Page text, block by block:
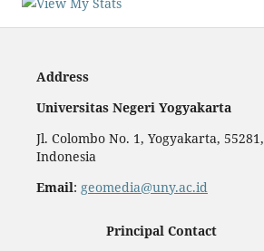
Address
Universitas Negeri Yogyakarta
Jl. Colombo No. 1, Yogyakarta, 55281,
Indonesia
Email: geomedia@uny.ac.id
Principal Contact